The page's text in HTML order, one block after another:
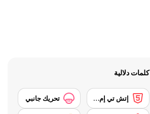
كلمات دلالية
إتش تي إم إل 5 تحريك جانبي